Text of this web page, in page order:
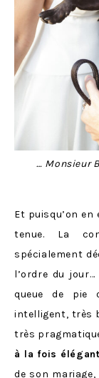
… Monsieur
Et puisqu’on
tenue. La
spécialement
l’ordre du
queue de pie
intelligent, très
très
à la fois
de son